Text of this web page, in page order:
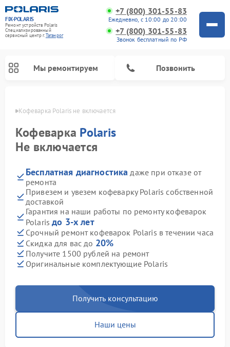
FIX-POLARIS
Ремонт устройств Polaris
Специализированный
cервисный центр г.Таганрог
+7 (800) 301-55-83
Ежедневно, с 10:00 до 20:00
+7 (800) 301-55-83
Звонок бесплатный по РФ
Мы ремонтируем Позвонить
Кофеварка Polaris не включается
Кофеварка Polaris
Не включается
Бесплатная диагностика даже при отказе от
ремонта
Привезем и увезем кофеварку Polaris собственной
доставкой
Гарантия на наши работы по ремонту кофеварок
Polarisдо 3-х лет
Срочный ремонт кофеварок Polaris в течении часа
Скидка для вас до 20%
Получите 1500 рублей на ремонт
Оригинальные комплектующие Polaris
Получить консультацию
Наши цены